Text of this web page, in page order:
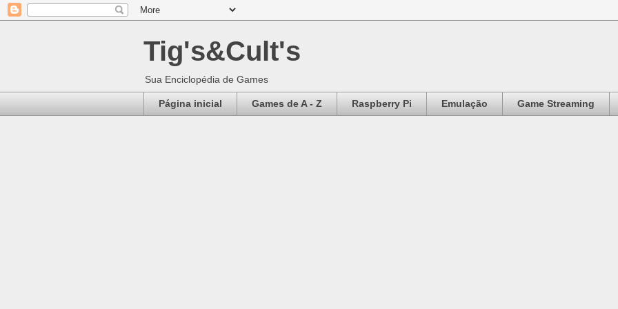
Tig's&Cult's
Sua Enciclopédia de Games
Página inicial Games de A - Z Raspberry Pi Emulação Game Streaming